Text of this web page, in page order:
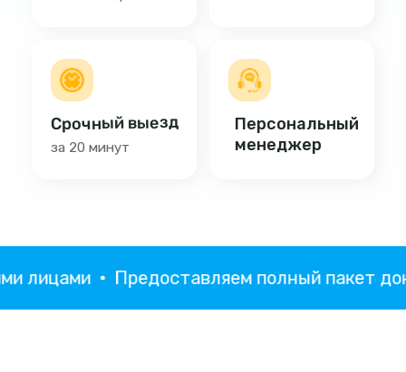
Предоставляем полный пакет